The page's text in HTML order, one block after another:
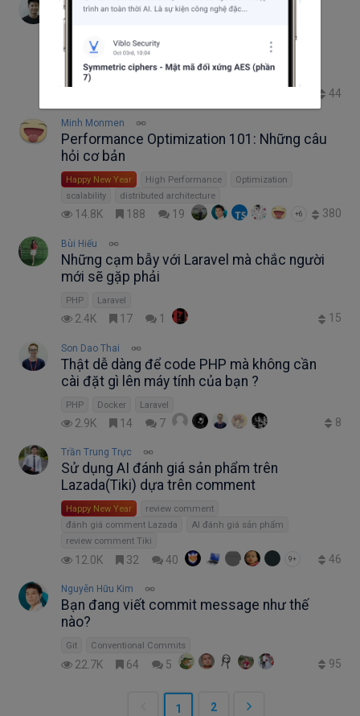
Laravel <= v8.4.2 debug mode: Remote
code execution - Chiếm quyền điều khiển
máy thằng bạn đang code PHP
Happy New Year PHP
44
Minh Monmen
Performance Optimization 101: Những câu
hỏi cơ bản
Happy New Year High Performance
Optimization
scalability
distributed architecture
14.8K 188 19 +6 380
Bùi Hiếu
Những cạm bẫy với Laravel mà chắc người
mới sẽ gặp phải
PHP Laravel
2.4K 17 1 15
Son Dao Thai
Thật dễ dàng để code PHP mà không cần
cài đặt gì lên máy tính của bạn ?
PHP Docker Laravel
2.9K 14 7 8
Trần Trung Trực
Sử dụng AI đánh giá sản phẩm trên
Lazada(Tiki) dựa trên comment
Happy New Year
review comment
đánh giá comment Lazada
AI đánh giá sản phẩm
review comment Tiki
12.0K 32 40 9+ 46
Nguyễn Hữu Kim
Bạn đang viết commit message như thế
nào?
Git Conventional Commits
22.7K 64 5 95
1 2